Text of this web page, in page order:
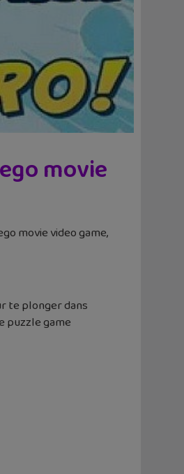
movie
movie video game,
te plonger dans
puzzle game